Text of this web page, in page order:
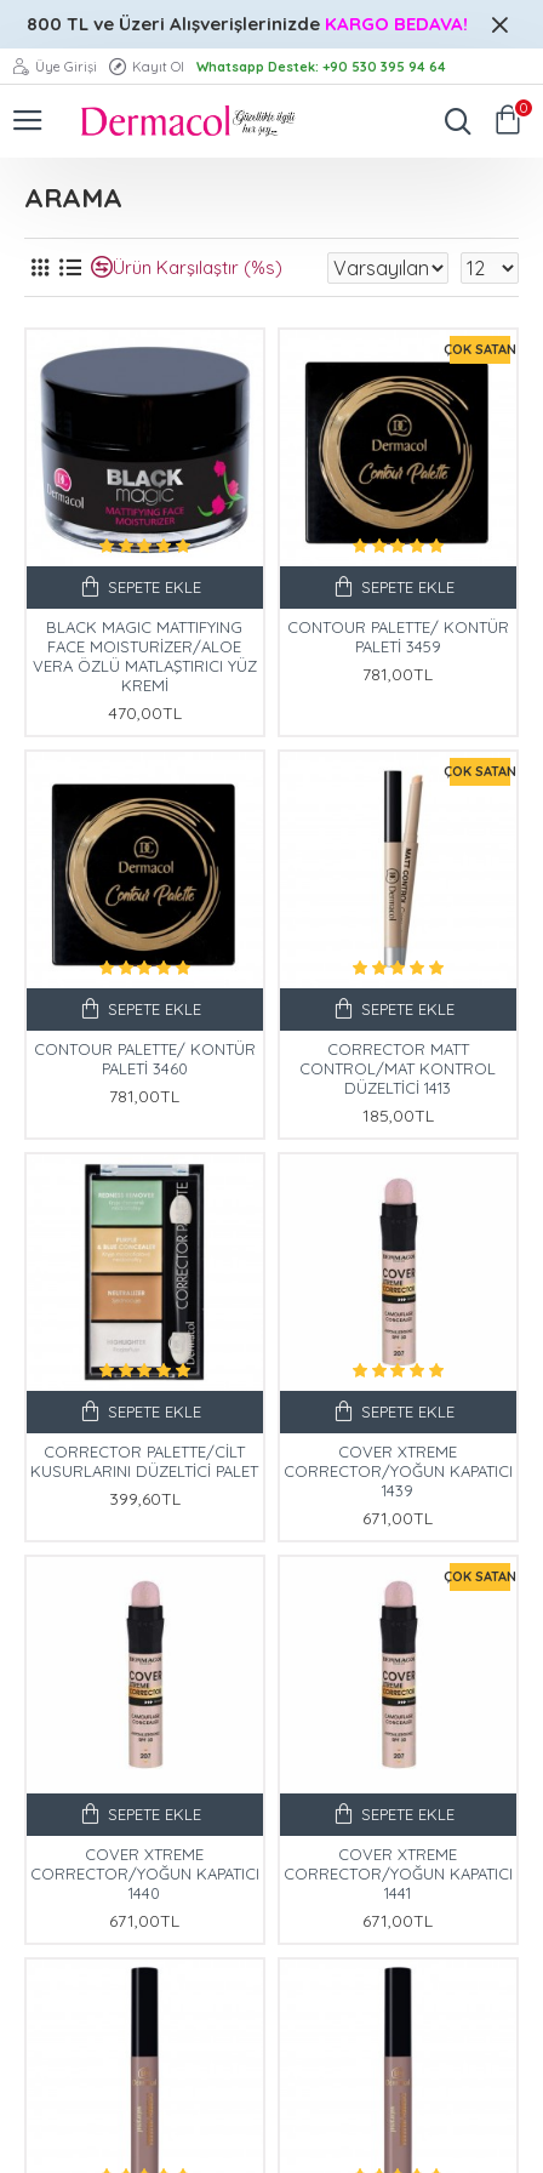
800 TL ve Üzeri Alışverişlerinizde KARGO BEDAVA!
Üye Girişi Kayıt Ol Whatsapp Destek: +90 530 395 94 64
0
ARAMA
Ürün Karşılaştır (%s)
BLACK MAGIC MATTIFYING
FACE MOISTURİZER/ALOE
VERA ÖZLÜ MATLAŞTIRICI YÜZ
KREMİ
470,00TL
SEPETE EKLE
ÇOK SATAN
CONTOUR PALETTE/ KONTÜR
PALETİ 3459
781,00TL
SEPETE EKLE
CONTOUR PALETTE/ KONTÜR
PALETİ 3460
781,00TL
SEPETE EKLE
ÇOK SATAN
CORRECTOR MATT
CONTROL/MAT KONTROL
DÜZELTİCİ 1413
185,00TL
SEPETE EKLE
CORRECTOR PALETTE/CİLT
KUSURLARINI DÜZELTİCİ PALET
399,60TL
SEPETE EKLE
COVER XTREME
CORRECTOR/YOĞUN KAPATICI
1439
671,00TL
SEPETE EKLE
COVER XTREME
CORRECTOR/YOĞUN KAPATICI
1440
671,00TL
SEPETE EKLE
ÇOK SATAN
COVER XTREME
CORRECTOR/YOĞUN KAPATICI
1441
671,00TL
SEPETE EKLE